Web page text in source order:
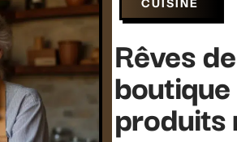
CUISINE
Rêves
produits